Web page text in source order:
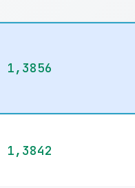
1,3856
1,3842